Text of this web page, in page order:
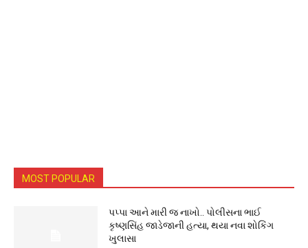
MOST POPULAR
પપ્પા આને મારી જ નાખો.. પોલીસના ભાઈ
કૃષ્ણસિંહ જાડેજાની હત્યા, થયા નવા શોકિંગ
ખુલાસા